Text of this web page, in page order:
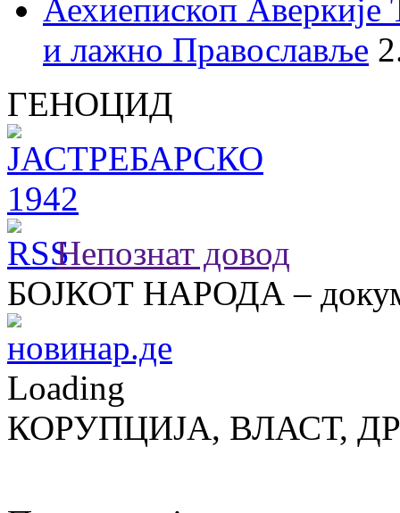
Аехиепископ
и лажно Православље
ГЕНОЦИД
Непознат довод
БОЈКОТ НАРОДА –
Loading
КОРУПЦИЈА, ВЛАСТ,